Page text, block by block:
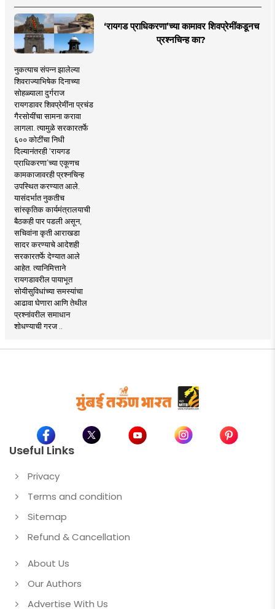
‘रायगड प्राधिकरणा’च्या कामावर शिवप्रेमींकडूनच
प्रश्नचिन्ह का?
नुकत्याच संपन्न झालेल्या
शिवराज्याभिषेक दिनाच्या
सोहळ्याला दुर्गराज
रायगडावर शिवप्रेमींना प्रचंड
गैरसोयींचा सामना करावा
लागला. त्यामुळे सरकारतर्फे
६०० कोटींचा निधी
दिल्यानंतरही ‘रायगड
प्राधिकरणा’च्या एकूणच
कामकाजावरही प्रश्नचिन्ह
उपस्थित करण्यात आले.
यासंदर्भात नुकतीच
सांस्कृतिक कार्यमंत्रालयाची
बैठकही पार पडली असून,
सचिवांना कृती आराखडा
सादर करण्याचे आदेशही
सरकारतर्फे देण्यात आले
आहेत. त्यानिमित्ताने
रायगडावरील पायाभूत
सोयीसुविधांच्या समस्यांचा
आढावा घेणारा आणि तेथील
प्रश्नांवरील समाधान
शोधण्याची गरज ..
Useful Links
Privacy
Terms and condition
Sitemap
Refund & Cancellation
About Us
Our Authors
Advertise With Us